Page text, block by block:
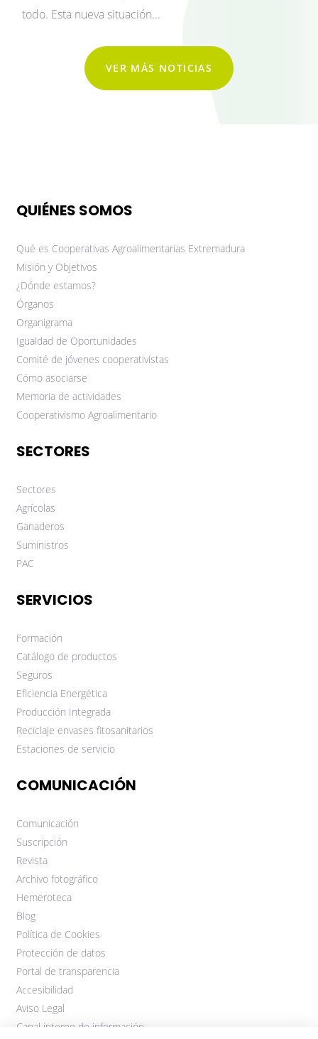
todo. Esta nueva situación...
VER MÁS NOTICIAS
QUIÉNES SOMOS
Qué es Cooperativas Agroalimentarias Extremadura
Misión y Objetivos
¿Dónde estamos?
Órganos
Organigrama
Igualdad de Oportunidades
Comité de jóvenes cooperativistas
Cómo asociarse
Memoria de actividades
Cooperativismo Agroalimentario
SECTORES
Sectores
Agrícolas
Ganaderos
Suministros
PAC
SERVICIOS
Formación
Catálogo de productos
Seguros
Eficiencia Energética
Producción Integrada
Reciclaje envases fitosanitarios
Estaciones de servicio
COMUNICACIÓN
Comunicación
Suscripción
Revista
Archivo fotográfico
Hemeroteca
Blog
Política de Cookies
Protección de datos
Portal de transparencia
Accesibilidad
Aviso Legal
Canal interno de información